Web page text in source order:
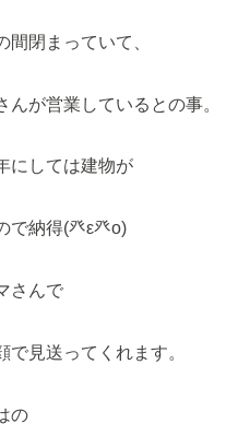
間閉まっていて、
んが営業しているとの事。
にしては建物が
で納得(癶ε癶о)
さんで
で見送ってくれます。
の